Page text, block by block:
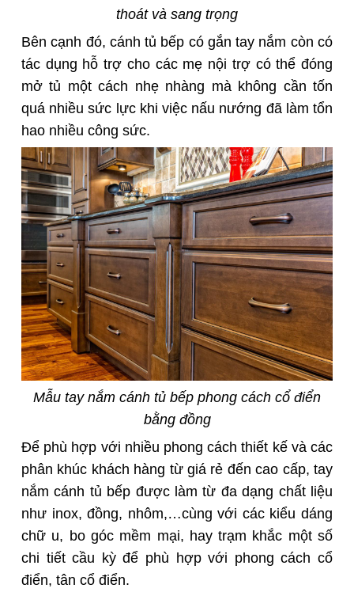
thoát và sang trọng
Bên cạnh đó, cánh tủ bếp có gắn tay nắm còn có
tác dụng hỗ trợ cho các mẹ nội trợ có thể đóng
mở tủ một cách nhẹ nhàng mà không cần tốn
quá nhiều sức lực khi việc nấu nướng đã làm tổn
hao nhiều công sức.
Mẫu tay nắm cánh tủ bếp phong cách cổ điển
bằng đồng
Để phù hợp với nhiều phong cách thiết kế và các
phân khúc khách hàng từ giá rẻ đến cao cấp, tay
nắm cánh tủ bếp được làm từ đa dạng chất liệu
như inox, đồng, nhôm,…cùng với các kiểu dáng
chữ u, bo góc mềm mại, hay trạm khắc một số
chi tiết cầu kỳ để phù hợp với phong cách cổ
điển, tân cổ điển.